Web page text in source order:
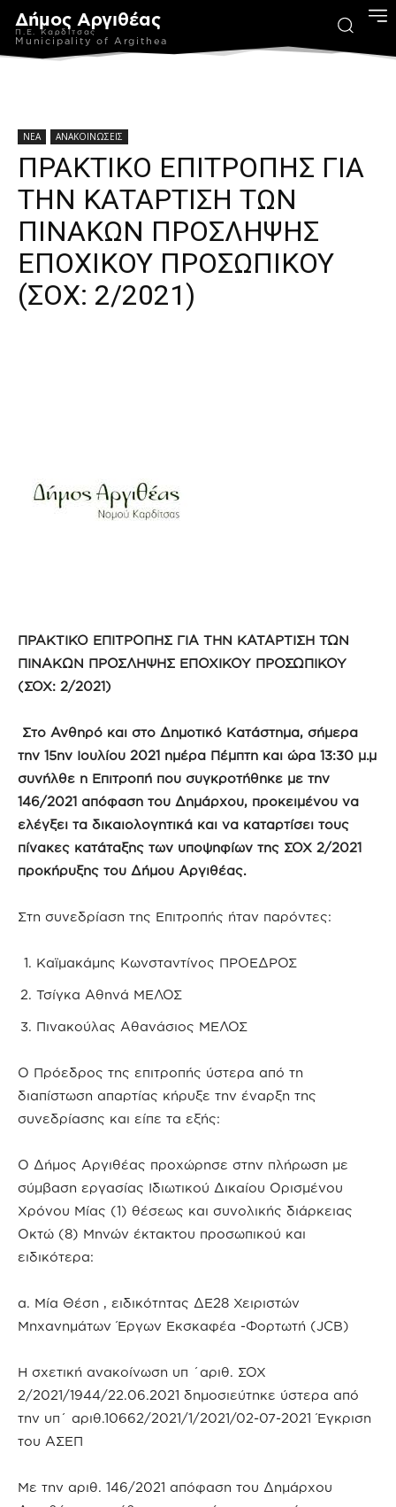
Δήμος Αργιθέας
Π.Ε. Καρδίτσας
Municipality of Argithea
ΝΕΑ ΑΝΑΚΟΙΝΩΣΕΙΣ
ΠΡΑΚΤΙΚΟ ΕΠΙΤΡΟΠΗΣ ΓΙΑ
ΤΗΝ ΚΑΤΑΡΤΙΣΗ ΤΩΝ
ΠΙΝΑΚΩΝ ΠΡΟΣΛΗΨΗΣ
ΕΠΟΧΙΚΟΥ ΠΡΟΣΩΠΙΚΟΥ
(ΣΟΧ: 2/2021)
ΠΡΑΚΤΙΚΟ ΕΠΙΤΡΟΠΗΣ ΓΙΑ ΤΗΝ ΚΑΤΑΡΤΙΣΗ ΤΩΝ
ΠΙΝΑΚΩΝ ΠΡΟΣΛΗΨΗΣ ΕΠΟΧΙΚΟΥ ΠΡΟΣΩΠΙΚΟΥ
(ΣΟΧ: 2/2021)
Στο Ανθηρό και στο Δημοτικό Κατάστημα, σήμερα
την 15ην Ιουλίου 2021 ημέρα Πέμπτη και ώρα 13:30 μ.μ
συνήλθε η Επιτροπή που συγκροτήθηκε με την
146/2021 απόφαση του Δημάρχου, προκειμένου να
ελέγξει τα δικαιολογητικά και να καταρτίσει τους
πίνακες κατάταξης των υποψηφίων της ΣΟΧ 2/2021
προκήρυξης του Δήμου Αργιθέας.
Στη συνεδρίαση της Επιτροπής ήταν παρόντες:
Καϊμακάμης Κωνσταντίνος ΠΡΟΕΔΡΟΣ
Τσίγκα Αθηνά ΜΕΛΟΣ
Πινακούλας Αθανάσιος ΜΕΛΟΣ
Ο Πρόεδρος της επιτροπής ύστερα από τη
διαπίστωση απαρτίας κήρυξε την έναρξη της
συνεδρίασης και είπε τα εξής:
Ο Δήμος Αργιθέας προχώρησε στην πλήρωση με
σύμβαση εργασίας Ιδιωτικού Δικαίου Ορισμένου
Χρόνου Μίας (1) θέσεως και συνολικής διάρκειας
Οκτώ (8) Μηνών έκτακτου προσωπικού και
ειδικότερα:
α. Μία Θέση , ειδικότητας ΔΕ28 Χειριστών
Μηχανημάτων Έργων Εκσκαφέα -Φορτωτή (JCB)
Η σχετική ανακοίνωση υπ ΄αριθ. ΣΟΧ
2/2021/1944/22.06.2021 δημοσιεύτηκε ύστερα από
την υπ΄ αριθ.10662/2021/1/2021/02-07-2021 Έγκριση
του ΑΣΕΠ
Με την αριθ. 146/2021 απόφαση του Δημάρχου